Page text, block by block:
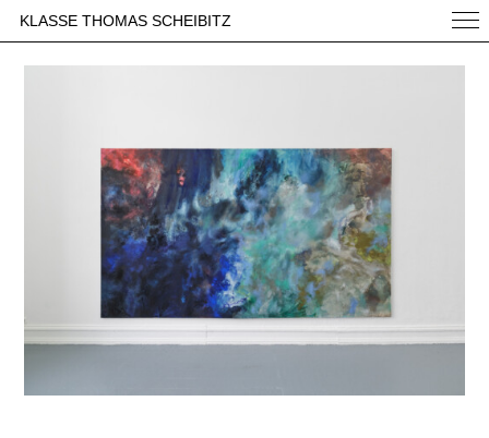
KLASSE THOMAS SCHEIBITZ